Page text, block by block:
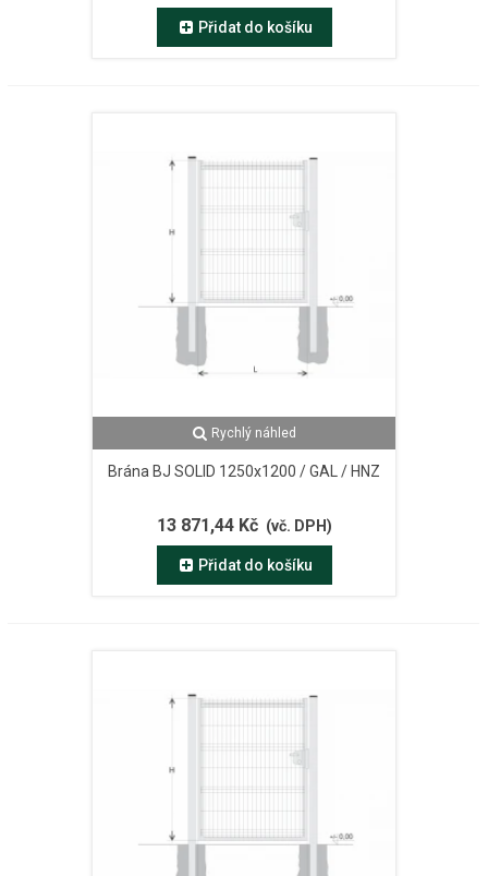
Přidat do košíku
Rychlý náhled
Brána BJ SOLID 1250x1200 / GAL / HNZ
13 871,44 Kč (vč. DPH)
Přidat do košíku